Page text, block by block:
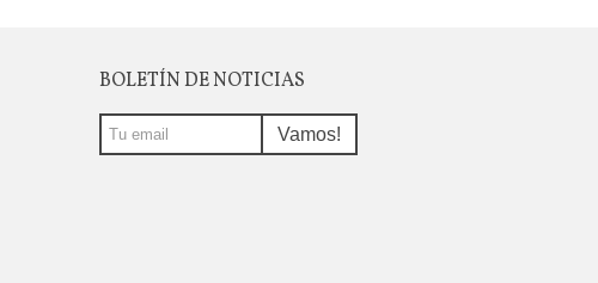
BOLETÍN DE NOTICIAS
Vamos!